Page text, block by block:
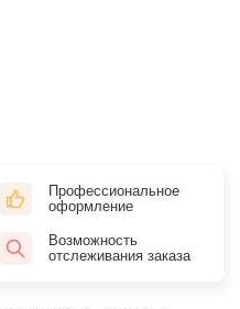
Профессиональное
оформление
Возможность
отслеживания заказа